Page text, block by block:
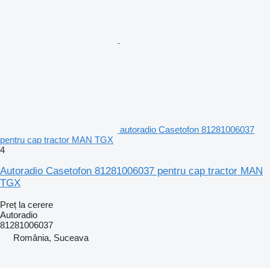
autoradio Casetofon 81281006037
pentru cap tractor MAN TGX
4
Autoradio Casetofon 81281006037 pentru cap tractor MAN
TGX
Preț la cerere
Autoradio
81281006037
România, Suceava